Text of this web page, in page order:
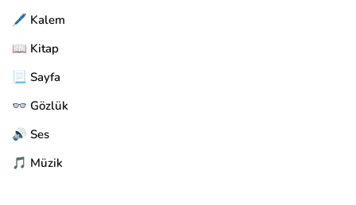
🖊️ Kalem
📖 Kitap
📃 Sayfa
👓 Gözlük
🔊 Ses
🎵 Müzik